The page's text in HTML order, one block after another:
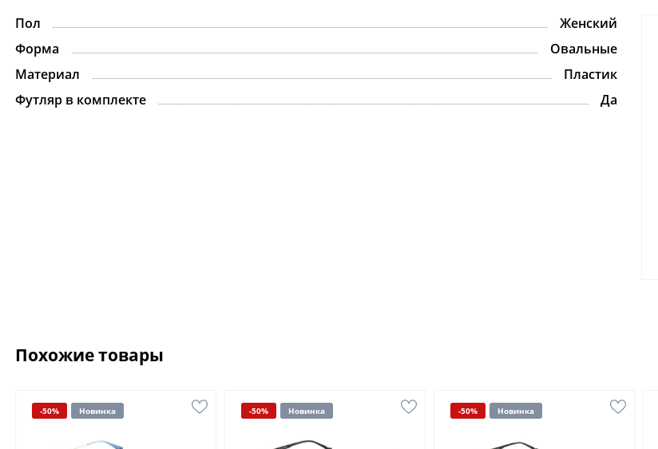
Пол
Женский
Форма
Овальные
Материал
Пластик
Футляр в комплекте
Да
Похожие товары
-50% Новинка -50% Новинка -50% Новинка